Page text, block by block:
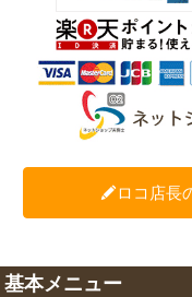
ロコ店長
基本メニュー